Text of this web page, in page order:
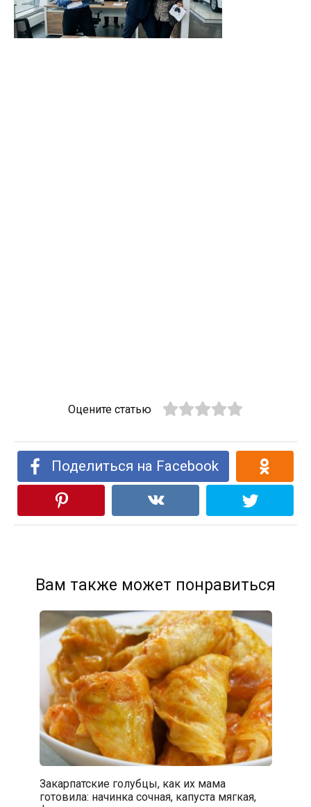
Оцените статью
Поделиться на Facebook
Вам также может понравиться
Закарпатские голубцы, как их мама
готовила: начинка сочная, капуста мягкая,